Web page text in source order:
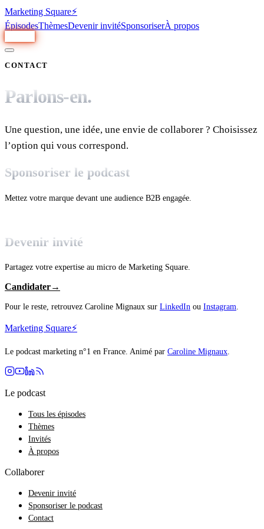
Marketing Square⚡️
ÉpisodesThèmesDevenir invitéSponsoriserÀ propos
CONTACT
Parlons-en.
Une question, une idée, une envie de collaborer ? Choisissez
l’option qui vous correspond.
Sponsoriser le podcast
Mettez votre marque devant une audience B2B engagée.
Devenir invité
Partagez votre expertise au micro de Marketing Square.
Candidater→
Pour le reste, retrouvez Caroline Mignaux sur LinkedIn ou Instagram.
Marketing Square⚡️
Le podcast marketing n°1 en France. Animé par Caroline Mignaux.
Le podcast
Tous les épisodes
Thèmes
Invités
À propos
Collaborer
Devenir invité
Sponsoriser le podcast
Contact